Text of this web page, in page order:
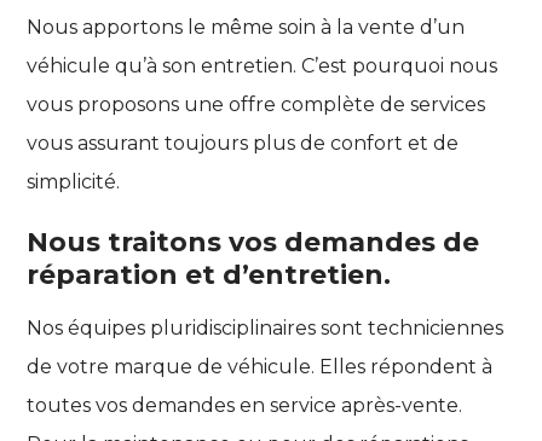
Nous apportons le même soin à la vente d’un
véhicule qu’à son entretien. C’est pourquoi nous
vous proposons une offre complète de services
vous assurant toujours plus de confort et de
simplicité.
Nous traitons vos demandes de
réparation et d’entretien.
Nos équipes pluridisciplinaires sont techniciennes
de votre marque de véhicule. Elles répondent à
toutes vos demandes en service après-vente.